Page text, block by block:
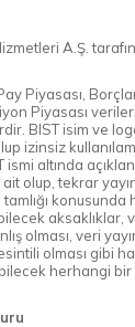
A.Ş.
Piyasası,
Piyasası
BIST isim ve
izinsiz
altında
olup, tekrar
aksaklıklar,
olması, veri
olması gibi
herhangi